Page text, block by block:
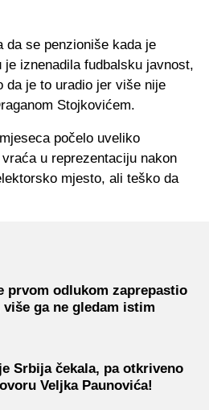
da se penzioniše kada je
je iznenadila fudbalsku javnost,
da je to uradio jer više nije
Stojkovićem.
počelo uveliko
u reprezentaciju nakon
mjesto, ali teško da
prvom odlukom zaprepastio
ga ne gledam istim
Srbija čekala, pa otkriveno
Veljka Paunovića!